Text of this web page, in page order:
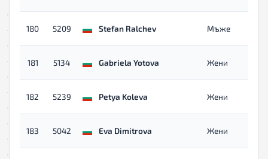
180 5209 Stefan Ralchev Мъже
181 5134 Gabriela Yotova Жени
182 5239 Petya Koleva Жени
183 5042 Eva Dimitrova Жени